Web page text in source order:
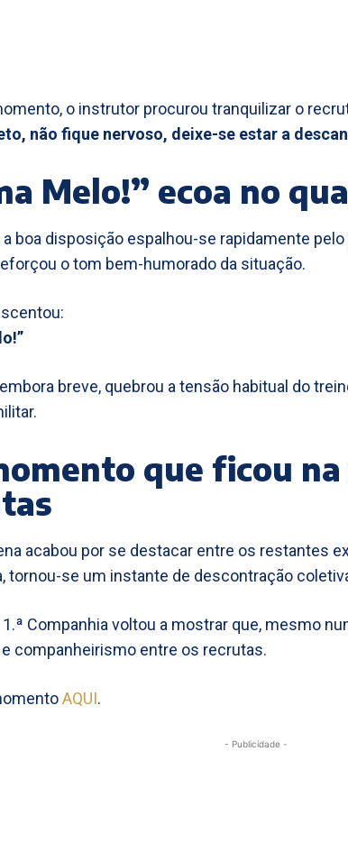
o instrutor procurou tranquilizar o
não fique nervoso, deixe-se estar a
Melo!” ecoa no
boa disposição espalhou-se rapidamente
o tom bem-humorado da situação.
breve, quebrou a tensão habitual do
que ficou
acabou por se destacar entre os restantes
tornou-se um instante de descontração
1.ª Companhia voltou a mostrar que, mesmo
companheirismo entre os recrutas.
AQUI.
- Publicidade -